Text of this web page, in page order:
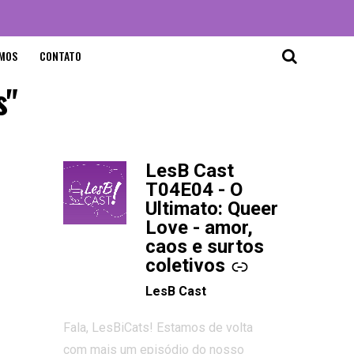
CONTATO
LesB Cast
T04E04 - O
Ultimato: Queer
Love - amor,
caos e surtos
coletivos
-
LesB Cast
Fala, LesBiCats! Estamos de volta
com mais um episódio do nosso